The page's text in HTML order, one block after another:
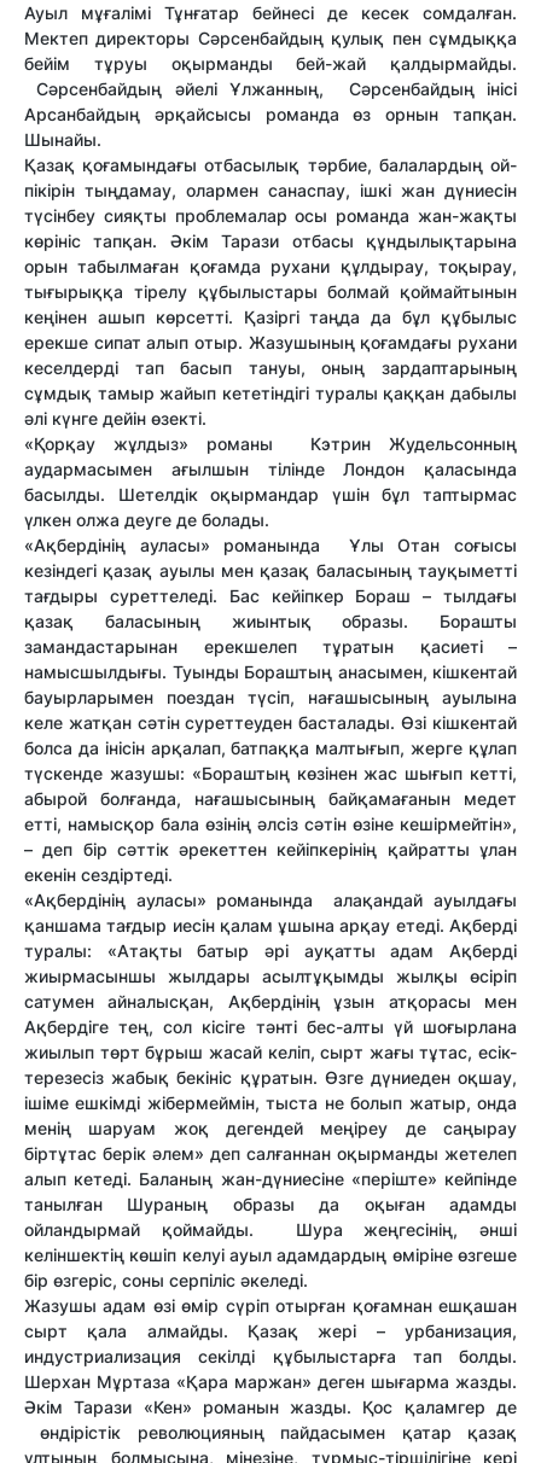
Ауыл мұғалімі Тұнғатар бейнесі де кесек сомдалған.
Мектеп директоры Сәрсенбайдың қулық пен сұмдыққа
бейім тұруы оқырманды бей-жай қалдырмайды.
Сәрсенбайдың әйелі Ұлжанның, Сәрсенбайдың інісі
Арсан­байдың әрқайсысы романда өз орнын тапқан.
Шынайы.
Қазақ қоғамындағы отбасылық тәр­бие, балалардың ой-
пікірін тыңдамау, олармен санаспау, ішкі жан дүниесін
түсінбеу сияқты проблемалар осы романда жан-жақты
көрініс тапқан. Әкім Тарази отбасы құндылықтарына
орын табылмаған қоғамда рухани құлдырау, тоқырау,
тығы­рық­қа тірелу құбылыстары болмай қой­май­тынын
кеңінен ашып көрсетті. Қазіргі таңда да бұл құбылыс
ерекше сипат алып отыр. Жазушының қоғамдағы рухани
ке­сел­дерді тап басып тануы, оның зардап­тарының
сұмдық тамыр жайып кететіндігі туралы қаққан дабылы
әлі күнге дейін өзекті.
«Қорқау жұлдыз» романы Кэтрин Жудельсонның
аудармасымен ағылшын тілінде Лондон қаласында
басылды. Шетелдік оқырмандар үшін бұл таптырмас
үлкен олжа деуге де болады.
«Ақбердінің ауласы» романында Ұлы Отан соғысы
кезіндегі қазақ ауылы мен қазақ баласының тауқыметті
тағдыры су­рет­теледі. Бас кейіпкер Бораш – тылдағы
қазақ баласының жиынтық образы. Борашты
замандастарынан ерекшелеп тұратын қасиеті –
намысшылдығы. Туынды Бораштың анасымен, кішкентай
бауырларымен поездан түсіп, нағашы­сы­ның ауылына
келе жатқан сәтін сурет­теуден басталады. Өзі кішкентай
болса да інісін арқалап, батпаққа малтығып, жерге құлап
түскенде жазушы: «Бораштың көзі­нен жас шығып кетті,
абырой болғанда, нағашысының байқамағанын медет
етті, намысқор бала өзінің әлсіз сәтін өзіне кешірмейтін»,
– деп бір сәттік әрекеттен кейіпкерінің қайратты ұлан
екенін сездіртеді.
«Ақбердінің ауласы» романында алақандай ауылдағы
қаншама тағдыр иесін қалам ұшына арқау етеді. Ақберді
туралы: «Атақты батыр әрі ауқатты адам Ақберді
жиырмасыншы жылдары асылтұқымды жылқы өсіріп
сатумен айналысқан, Ақбердінің ұзын атқорасы мен
Ақбердіге тең, сол кісіге тәнті бес-алты үй шоғырлана
жиылып төрт бұрыш жасай келіп, сырт жағы тұтас, есік-
терезесіз жабық бекініс құратын. Өзге дүниеден оқшау,
ішіме ешкімді жібермеймін, тыста не болып жатыр, онда
менің шаруам жоқ дегендей меңіреу де саңырау
біртұтас берік әлем» деп салғаннан оқырманды жетелеп
алып кетеді. Баланың жан-дүниесіне «періште» кейпінде
танылған Шураның образы да оқыған адамды
ойландырмай қоймайды. Шура жеңгесінің, әнші
келіншектің көшіп келуі ауыл адамдардың өміріне өзгеше
бір өзгеріс, соны серпіліс әкеледі.
Жазушы адам өзі өмір сүріп отырған қоғамнан ешқашан
сырт қала алмайды. Қазақ жері – урбанизация,
индустриал­изация секілді құбылыстарға тап болды.
Шерхан Мұртаза «Қара маржан» деген шы­ғарма жазды.
Әкім Тарази «Кен» ро­манын жазды. Қос қаламгер де
өндірістік революцияның пайдасымен қатар қазақ
ұлтының болмысына, мінезіне, тұрмыс-тіршілігіне кері